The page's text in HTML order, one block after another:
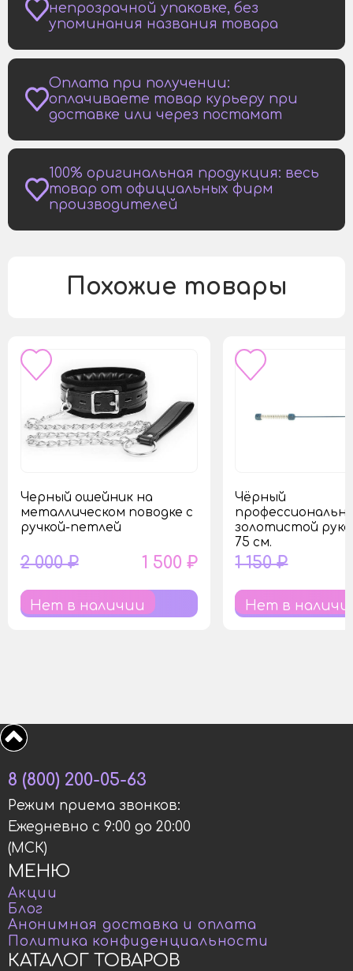
непрозрачной упаковке, без
упоминания названия товара
Оплата при получении:
оплачиваете товар курьеру при
доставке или через постамат
100% оригинальная продукция: весь
товар от официальных фирм
производителей
Похожие товары
Черный ошейник на
металлическом поводке с
ручкой-петлей
2 000 ₽ 1 500 ₽
Нет в наличии
Чёрный
золотистой
75 см.
1 150 ₽
Нет в
КАТАЛОГ ТОВАРОВ
МЕНЮ
Акции
Блог
Анонимная доставка и оплата
Политика конфиденциальности
8 (800) 200-05-63
Режим приема звонков:
Ежедневно с 9:00 до 20:00
(МСК)